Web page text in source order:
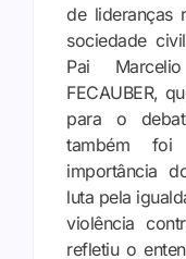
de lideranças
sociedade
Pai
FECAUBER,
para o
também foi
importância
luta pela
violência
refletiu o